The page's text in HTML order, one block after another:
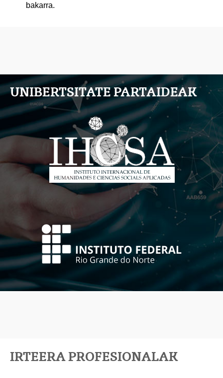
bakarra.
UNIBERTSITATE PARTAIDEAK
IRTEERA PROFESIONALAK